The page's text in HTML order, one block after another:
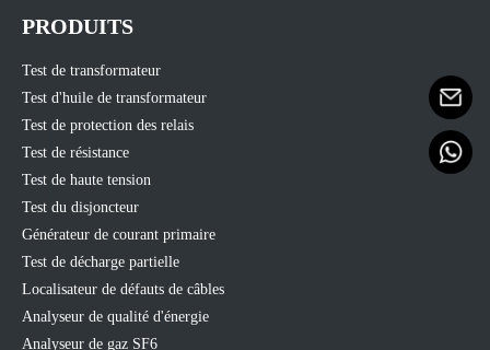
PRODUITS
Test de transformateur
Test d'huile de transformateur
Test de protection des relais
Test de résistance
Test de haute tension
Test du disjoncteur
Générateur de courant primaire
Test de décharge partielle
Localisateur de défauts de câbles
Analyseur de qualité d'énergie
Analyseur de gaz SF6